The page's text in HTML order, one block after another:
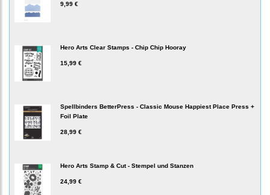
9,99 €
Hero Arts Clear Stamps - Chip Chip Hooray
15,99 €
Spellbinders BetterPress - Classic Mouse Happiest Place Press +
Foil Plate
28,99 €
Hero Arts Stamp & Cut - Stempel und Stanzen
24,99 €